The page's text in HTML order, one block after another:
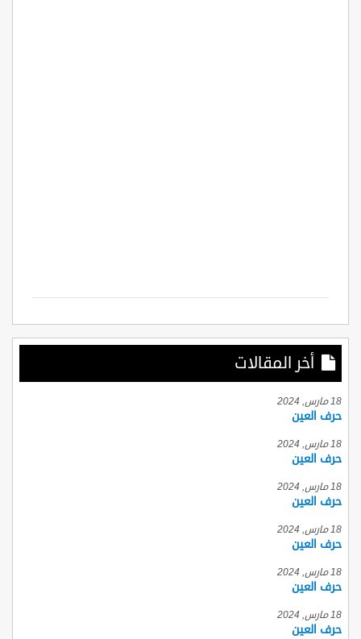
أخر المقالات
18 مارس, 2024
حرف العين
18 مارس, 2024
حرف العين
18 مارس, 2024
حرف العين
18 مارس, 2024
حرف العين
18 مارس, 2024
حرف العين
18 مارس, 2024
حرف العين